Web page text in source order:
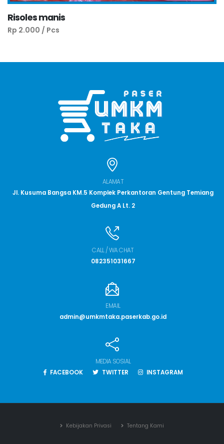
Risoles manis
Rp 2.000 / Pcs
ALAMAT
Jl. Kusuma Bangsa KM.5 Komplek Perkantoran Gentung Temiang
Gedung A Lt. 2
CALL / WA CHAT
082351031667
EMAIL
admin@umkmtaka.paserkab.go.id
MEDIA SOSIAL
FACEBOOK
TWITTER INSTAGRAM
Kebijakan Privasi Tentang Kami